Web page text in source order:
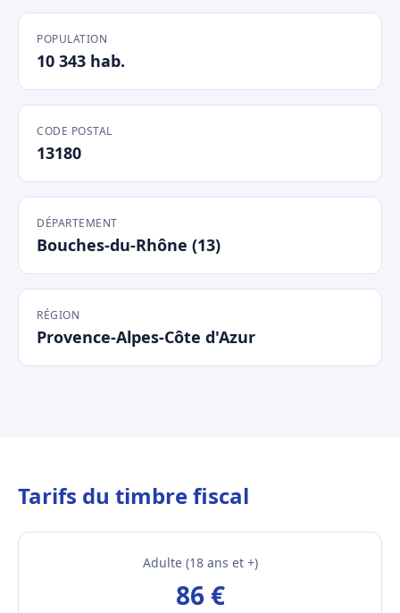
POPULATION
10 343 hab.
CODE POSTAL
13180
DÉPARTEMENT
Bouches-du-Rhône (13)
RÉGION
Provence-Alpes-Côte d'Azur
Tarifs du timbre fiscal
Adulte (18 ans et +)
86 €